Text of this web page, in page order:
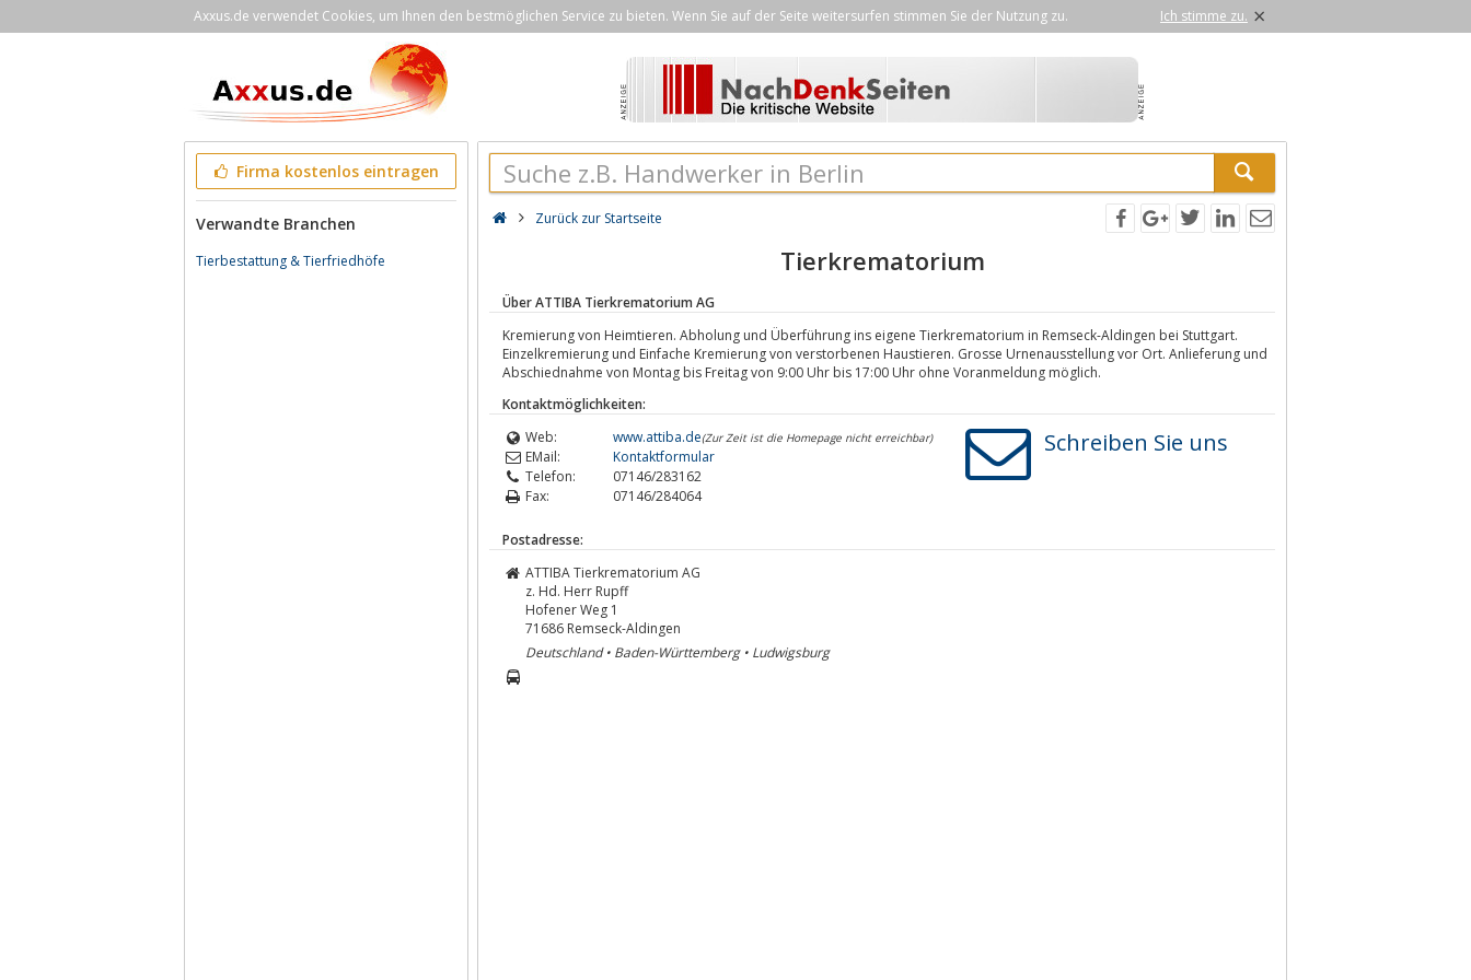
Axxus.de verwendet Cookies, um Ihnen den bestmöglichen Service zu bieten. Wenn Sie auf der Seite weitersurfen stimmen Sie der Nutzung zu. Ich stimme zu. ×
Firma kostenlos eintragen
Verwandte Branchen
Tierbestattung & Tierfriedhöfe
Zurück zur Startseite
Tierkrematorium
Über ATTIBA Tierkrematorium AG
Kremierung von Heimtieren. Abholung und Überführung ins eigene Tierkrematorium in Remseck-Aldingen bei Stuttgart.
Einzelkremierung und Einfache Kremierung von verstorbenen Haustieren. Grosse Urnenausstellung vor Ort. Anlieferung und
Abschiednahme von Montag bis Freitag von 9:00 Uhr bis 17:00 Uhr ohne Voranmeldung möglich.
Kontaktmöglichkeiten:
Web:
www.attiba.de(Zur Zeit ist die Homepage nicht erreichbar)
EMail:
Kontaktformular
Telefon:
07146/283162
Fax:
07146/284064
Schreiben Sie uns
Postadresse:
ATTIBA Tierkrematorium AG
z. Hd. Herr Rupff
Hofener Weg 1
71686 Remseck-Aldingen
Deutschland • Baden-Württemberg • Ludwigsburg